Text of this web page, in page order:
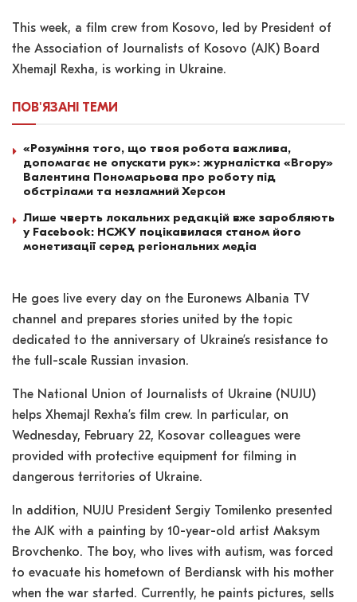
This week, a film crew from Kosovo, led by President of
the Association of Journalists of Kosovo (AJK) Board
Xhemajl Rexha, is working in Ukraine.
ПОВ'ЯЗАНІ ТЕМИ
«Розуміння того, що твоя робота важлива,
допомагає не опускати рук»: журналістка «Вгору»
Валентина Пономарьова про роботу під
обстрілами та незламний Херсон
Лише чверть локальних редакцій вже заробляють
у Facebook: НСЖУ поцікавилася станом його
монетизації серед регіональних медіа
He goes live every day on the Euronews Albania TV
channel and prepares stories united by the topic
dedicated to the anniversary of Ukraine’s resistance to
the full-scale Russian invasion.
The National Union of Journalists of Ukraine (NUJU)
helps Xhemajl Rexha’s film crew. In particular, on
Wednesday, February 22, Kosovar colleagues were
provided with protective equipment for filming in
dangerous territories of Ukraine.
In addition, NUJU President Sergiy Tomilenko presented
the AJK with a painting by 10-year-old artist Maksym
Brovchenko. The boy, who lives with autism, was forced
to evacuate his hometown of Berdiansk with his mother
when the war started. Currently, he paints pictures, sells